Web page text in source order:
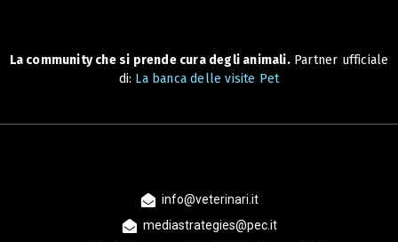
La community che si prende cura degli animali.Partner ufficiale
di: La banca delle visite Pet
info@veterinari.it
mediastrategies@pec.it